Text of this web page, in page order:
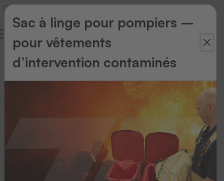
Retour
Sac à linge pour pompiers –
pour vêtements
d’intervention contaminés